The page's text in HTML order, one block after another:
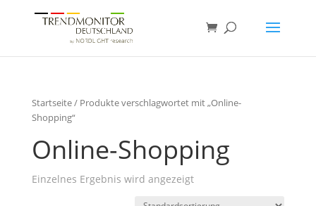
Startseite/ Produkte verschlagwortet mit „Online-
Shopping“
Online-Shopping
Einzelnes Ergebnis wird angezeigt